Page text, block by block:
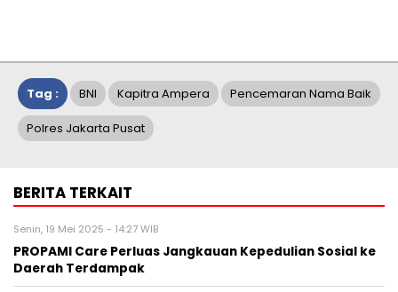
Tag : BNI Kapitra Ampera Pencemaran Nama Baik
Polres Jakarta Pusat
BERITA TERKAIT
Senin, 19 Mei 2025 - 14:27 WIB
PROPAMI Care Perluas Jangkauan Kepedulian Sosial ke
Daerah Terdampak